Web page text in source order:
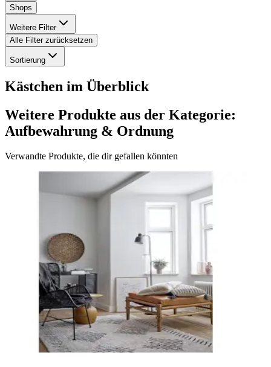
Shops
Weitere Filter
Alle Filter zurücksetzen
Sortierung
Kästchen im Überblick
Weitere Produkte aus der Kategorie:
Aufbewahrung & Ordnung
Verwandte Produkte, die dir gefallen könnten